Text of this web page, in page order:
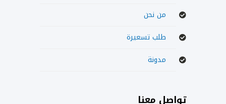
من نحن
طلب تسعيرة
مدونة
تواصل معنا